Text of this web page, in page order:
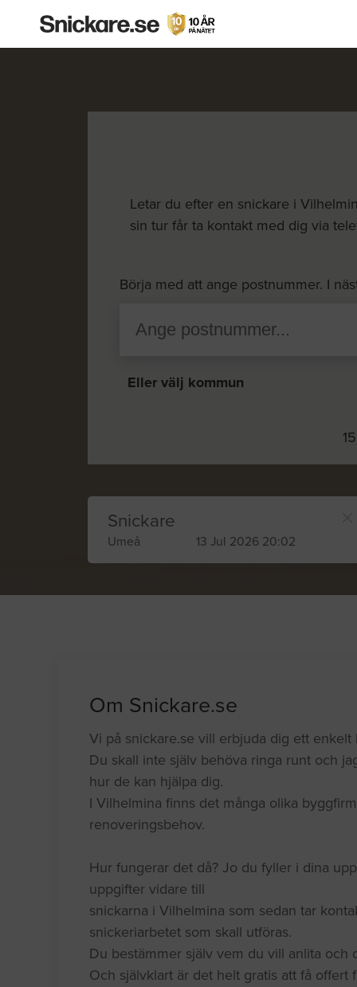
Letar du efter en snickare i
sin tur får ta kontakt med dig via
Börja med att ange postnummer. I
Eller välj kommun
Snickare
Umeå 13 Jul 2026 20:02
Om Snickare.se
Vi på snickare.se vill erbjuda dig ett
Du skall inte själv behöva ringa runt och
hur de kan hjälpa dig.
I Vilhelmina finns det många olika
renoveringsbehov.
Hur fungerar det då? Jo du fyller i dina
uppgifter vidare till
snickarna i Vilhelmina som sedan tar
snickeriarbetet som skall utföras.
Du bestämmer själv vem du vill anlita
Och självklart är det helt gratis att få offert